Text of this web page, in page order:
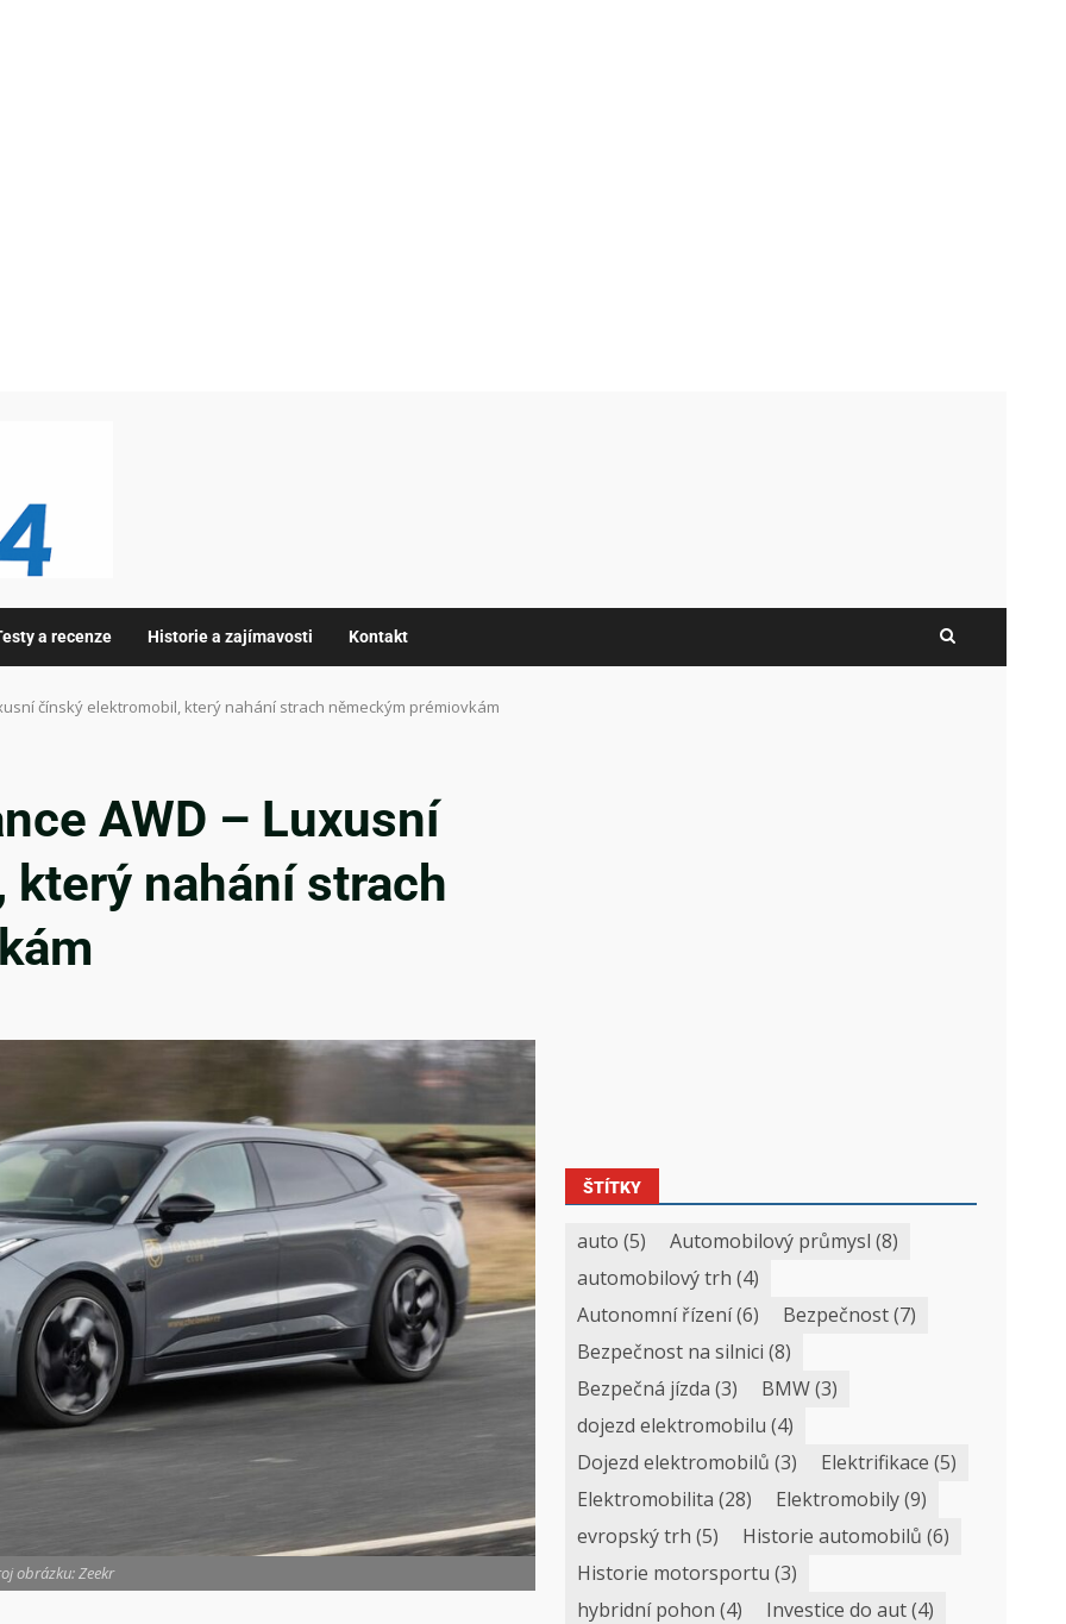
a recenze Historie a zajímavosti Kontakt
čínský elektromobil, který nahání strach německým prémiovkám
AWD – Luxusní
nahání strach
obrázku: Zeekr
ŠTÍTKY
auto (5) Automobilový průmysl (8)
automobilový trh (4)
Autonomní řízení(6) Bezpečnost(7)
Bezpečnost na silnici (8)
Bezpečná jízda (3) BMW(3)
dojezd elektromobilu (4)
Dojezd elektromobilů (3) Elektrifikace (5)
Elektromobilita (28) Elektromobily(9)
evropský trh (5) Historie automobilů (6)
Historie motorsportu (3)
hybridní pohon (4) Investice do aut(4)